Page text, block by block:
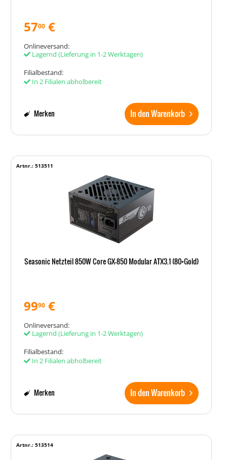
5700 €
Onlineversand:
Lagernd (Lieferung in 1-2 Werktagen)
Filialbestand:
In 2 Filialen abholbereit
In den Warenkorb
Merken
Seasonic Netzteil 850W Core GX-850 Modular ATX3.1 (80+Gold)
Artnr.: 513511
9990 €
Onlineversand:
Lagernd (Lieferung in 1-2 Werktagen)
Filialbestand:
In 2 Filialen abholbereit
In den Warenkorb
Merken
Artnr.: 513514